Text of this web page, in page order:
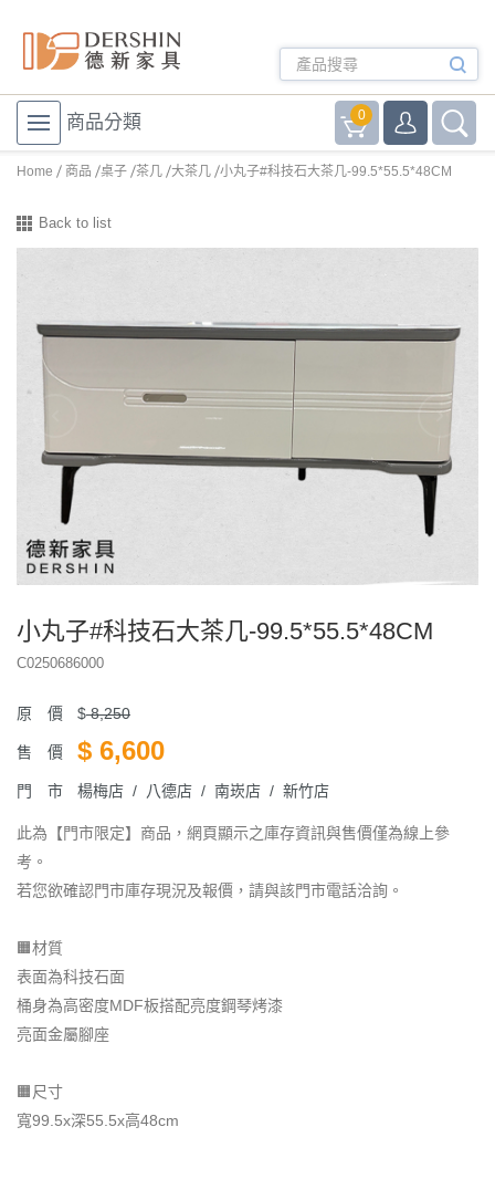
商品分類 0
Home 商品 桌子 茶几 大茶几 小丸子#科技石大茶几-99.5*55.5*48CM
Back to list
小丸子#科技石大茶几-99.5*55.5*48CM
C0250686000
原 價 $8,250
售 價 $ 6,600
門 市 楊梅店 / 八德店 / 南崁店 / 新竹店
此為【門市限定】商品，網頁顯示之庫存資訊與售價僅為線上參
考。
若您欲確認門市庫存現況及報價，請與該門市電話洽詢。
🟧材質
表面為科技石面
桶身為高密度MDF板搭配亮度鋼琴烤漆
亮面金屬腳座
🟧尺寸
寬99.5x深55.5x高48cm